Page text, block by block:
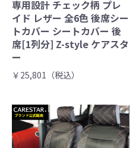
専用設計 チェック柄 プレ
イド レザー 全6色 後席シー
トカバー シートカバー 後
席[1列分] Z-style ケアスタ
ー
￥25,801（税込）